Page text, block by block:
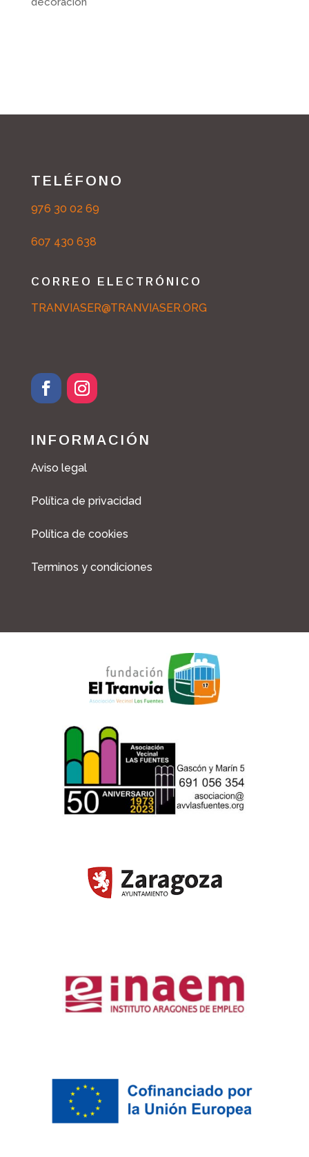
TELÉFONO
976 30 02 69
607 430 638
CORREO ELECTRÓNICO
TRANVIASER@TRANVIASER.ORG
INFORMACIÓN
Aviso legal
Política de privacidad
Política de cookies
Terminos y condiciones